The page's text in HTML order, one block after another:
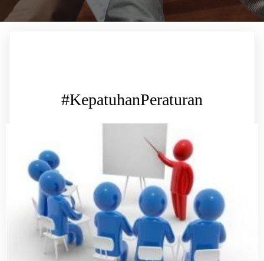
#KepatuhanPeraturan